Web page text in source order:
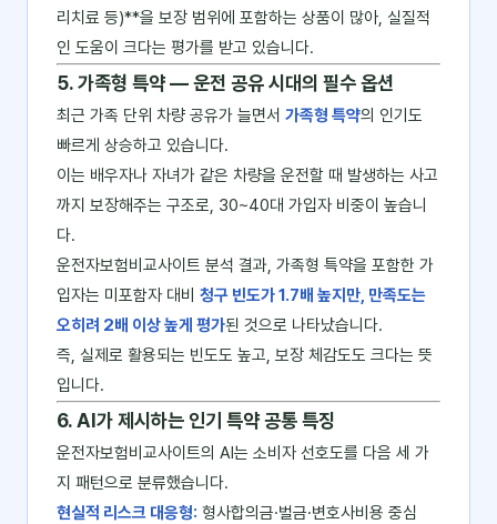
리치료 등)**을 보장 범위에 포함하는 상품이 많아, 실질적
인 도움이 크다는 평가를 받고 있습니다.
5. 가족형 특약 ― 운전 공유 시대의 필수 옵션
최근 가족 단위 차량 공유가 늘면서 가족형 특약의 인기도
빠르게 상승하고 있습니다.
이는 배우자나 자녀가 같은 차량을 운전할 때 발생하는 사고
까지 보장해주는 구조로, 30~40대 가입자 비중이 높습니
다.
운전자보험비교사이트 분석 결과, 가족형 특약을 포함한 가
입자는 미포함자 대비 청구 빈도가 1.7배 높지만, 만족도는
오히려 2배 이상 높게 평가된 것으로 나타났습니다.
즉, 실제로 활용되는 빈도도 높고, 보장 체감도도 크다는 뜻
입니다.
6. AI가 제시하는 인기 특약 공통 특징
운전자보험비교사이트의 AI는 소비자 선호도를 다음 세 가
지 패턴으로 분류했습니다.
현실적 리스크 대응형: 형사합의금·벌금·변호사비용 중심